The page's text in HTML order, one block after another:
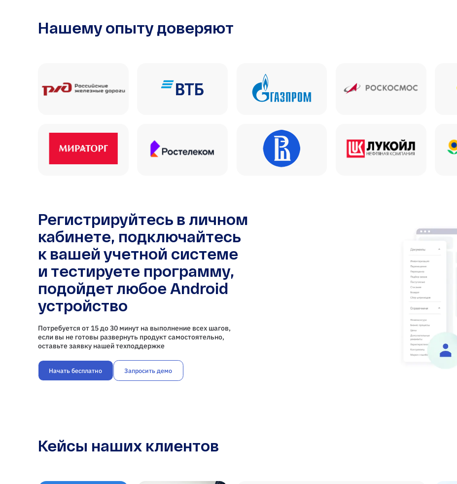
Нашему опыту доверяют
Регистрируйтесь в личном
кабинете, подключайтесь
к вашей учетной системе
и тестируете программу,
подойдет любое Android
устройство
Потребуется от 15 до 30 минут на выполнение всех шагов,
если вы не готовы развернуть продукт самостоятельно,
оставьте заявку нашей техподдержке
Начать бесплатно Запросить демо
Кейсы наших клиентов